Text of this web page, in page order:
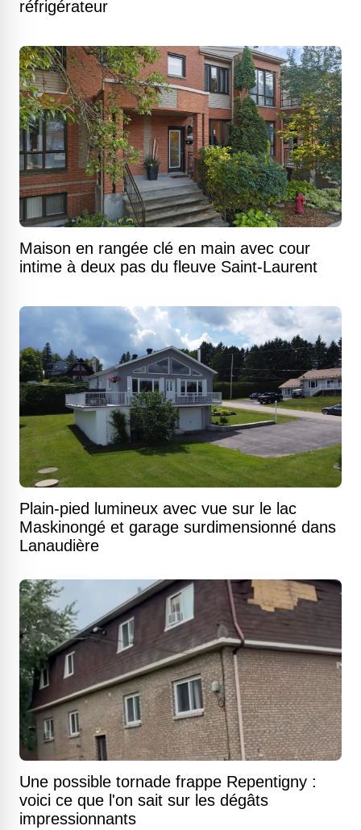
réfrigérateur
Maison en rangée clé en main avec cour
intime à deux pas du fleuve Saint-Laurent
Plain-pied lumineux avec vue sur le lac
Maskinongé et garage surdimensionné dans
Lanaudière
Une possible tornade frappe Repentigny :
voici ce que l'on sait sur les dégâts
impressionnants